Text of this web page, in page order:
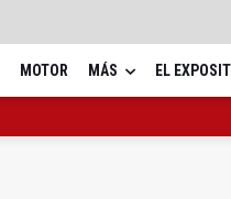
MOTOR MÁS EL